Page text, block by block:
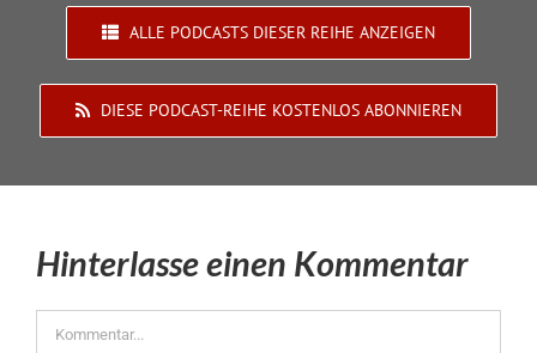
ALLE PODCASTS DIESER REIHE ANZEIGEN
DIESE PODCAST-REIHE KOSTENLOS ABONNIEREN
Hinterlasse einen Kommentar